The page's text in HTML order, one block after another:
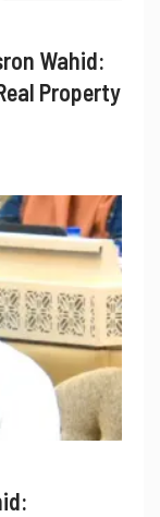
Wahid:
Property